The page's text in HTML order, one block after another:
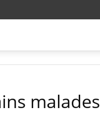
malades